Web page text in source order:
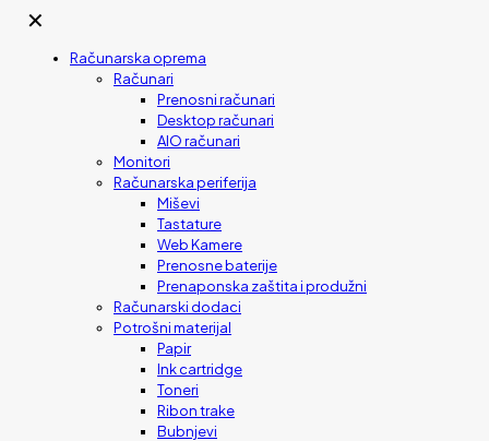
✕
Računarska oprema
Računari
Prenosni računari
Desktop računari
AIO računari
Monitori
Računarska periferija
Miševi
Tastature
Web Kamere
Prenosne baterije
Prenaponska zaštita i produžni
Računarski dodaci
Potrošni materijal
Papir
Ink cartridge
Toneri
Ribon trake
Bubnjevi